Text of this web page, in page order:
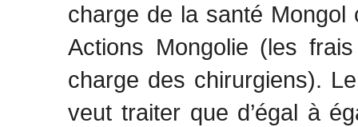
charge de la santé Mongol
Actions Mongolie (les
charge des chirurgiens).
veut traiter que d’égal à